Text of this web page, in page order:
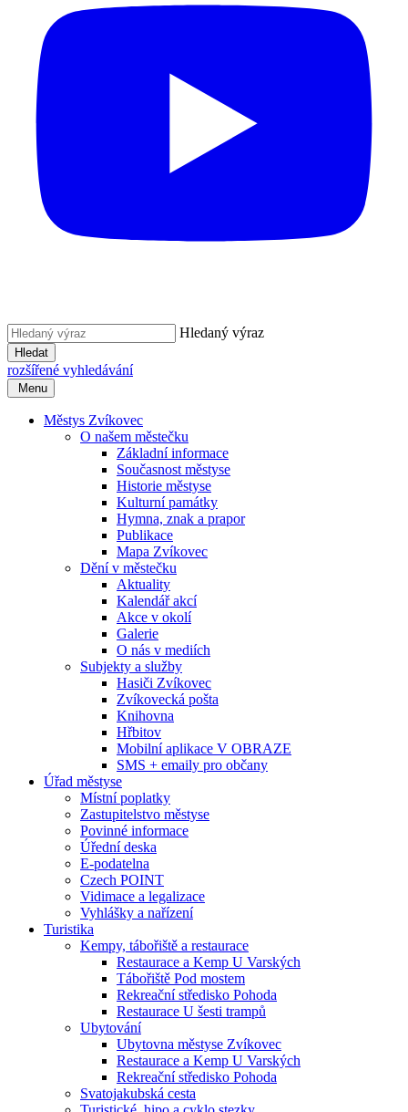
Hledaný výraz
Hledat
rozšířené vyhledávání
Menu
Městys Zvíkovec
O našem městečku
Základní informace
Současnost městyse
Historie městyse
Kulturní památky
Hymna, znak a prapor
Publikace
Mapa Zvíkovec
Dění v městečku
Aktuality
Kalendář akcí
Akce v okolí
Galerie
O nás v mediích
Subjekty a služby
Hasiči Zvíkovec
Zvíkovecká pošta
Knihovna
Hřbitov
Mobilní aplikace V OBRAZE
SMS + emaily pro občany
Úřad městyse
Místní poplatky
Zastupitelstvo městyse
Povinné informace
Úřední deska
E-podatelna
Czech POINT
Vidimace a legalizace
Vyhlášky a nařízení
Turistika
Kempy, tábořiště a restaurace
Restaurace a Kemp U Varských
Tábořiště Pod mostem
Rekreační středisko Pohoda
Restaurace U šesti trampů
Ubytování
Ubytovna městyse Zvíkovec
Restaurace a Kemp U Varských
Rekreační středisko Pohoda
Svatojakubská cesta